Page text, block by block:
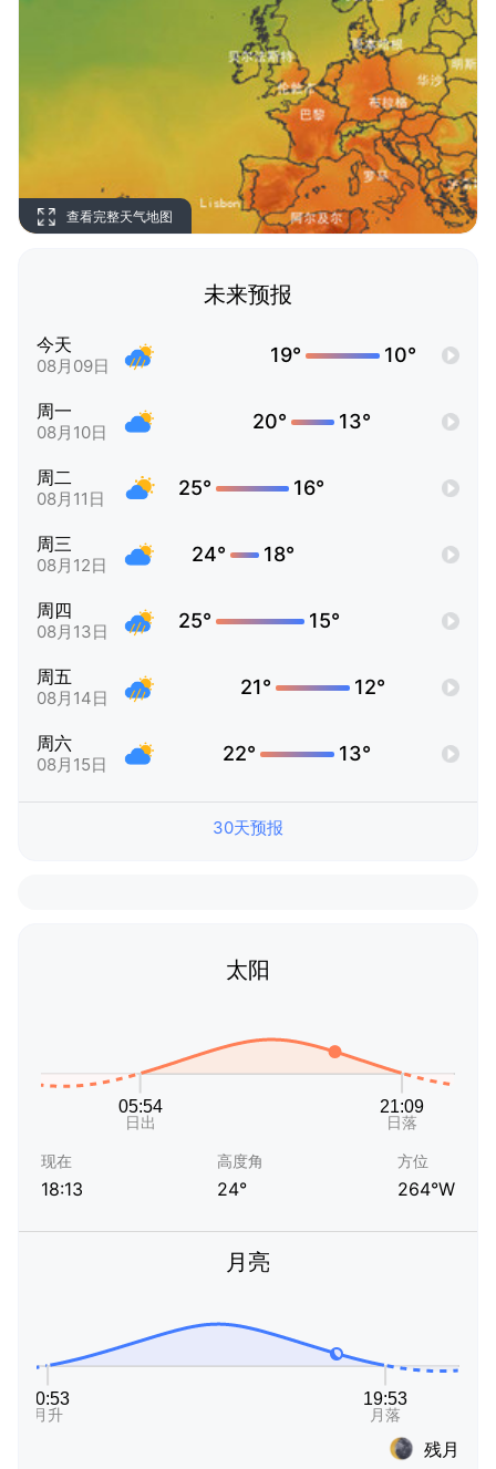
查看完整天气地图
未来预报
今天
08月09日 19° 10°
周一
08月10日 20° 13°
周二
08月11日 25° 16°
周三
08月12日 24° 18°
周四
08月13日 25° 15°
周五
08月14日 21° 12°
周六
08月15日 22° 13°
30天预报
太阳
现在
18:13
高度角
24°
方位
264°W
月亮
残月